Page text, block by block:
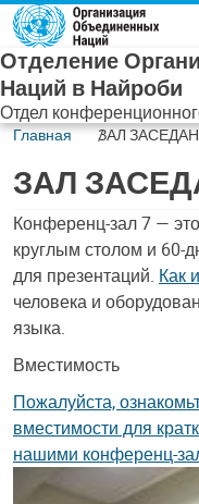
Skip to main content
Отделение
Наций в Найроби
Отдел
Главная ЗАЛ
ЗАЛ
Содержимое
Конференц-зал 7 —
круглым столом и
для презентаций. Как
человека и
языка.
Вместимость
Пожалуйста,
вместимости для
нашими конференц-